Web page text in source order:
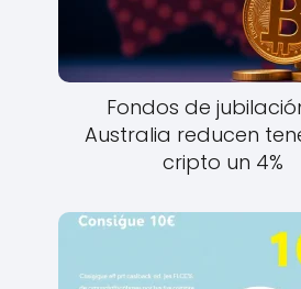
Fondos de
Australia reducen
cripto un 4%